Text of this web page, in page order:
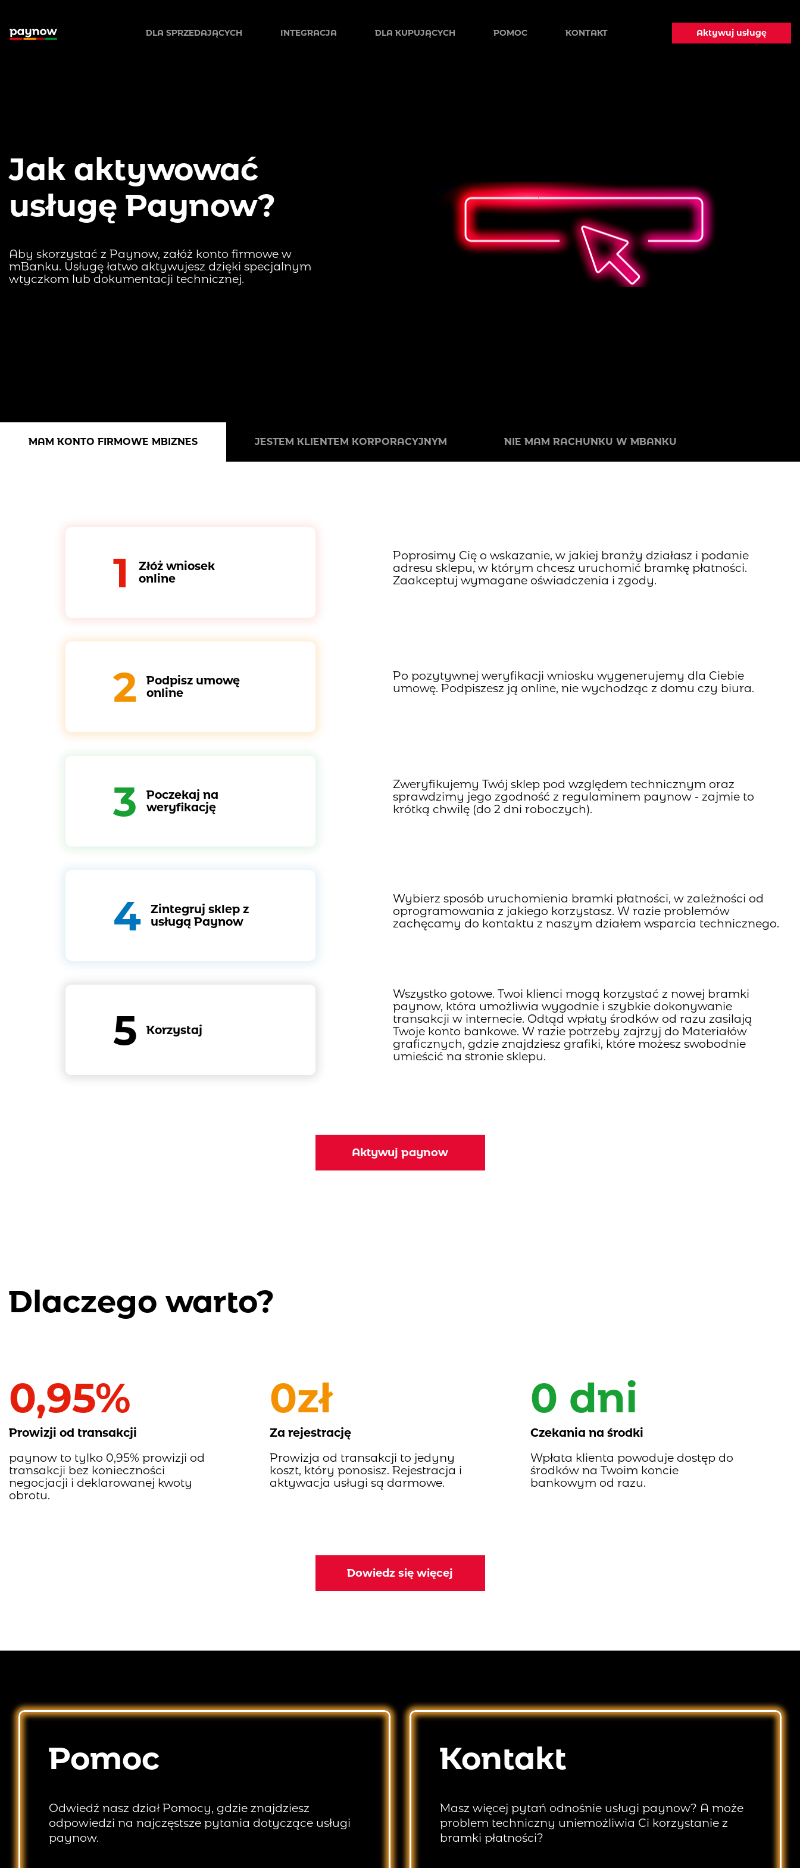
DLA SPRZEDAJĄCYCH
JAK AKTYWOWAĆ?
INTEGRACJA DLA KUPUJĄCYCH POMOC KONTAKT Aktywuj usługę
Jak aktywować
usługę Paynow?
Aby skorzystać z Paynow, załóż konto firmowe w
mBanku. Usługę łatwo aktywujesz dzięki specjalnym
wtyczkom lub dokumentacji technicznej.
MAM KONTO FIRMOWE MBIZNES JESTEM KLIENTEM KORPORACYJNYM NIE MAM RACHUNKU W MBANKU
1
Złóż wniosek
online
Poprosimy Cię o wskazanie, w jakiej branży działasz i podanie
adresu sklepu, w którym chcesz uruchomić bramkę płatności.
Zaakceptuj wymagane oświadczenia i zgody.
2
Podpisz umowę
online
Po pozytywnej weryfikacji wniosku wygenerujemy dla Ciebie
umowę. Podpiszesz ją online, nie wychodząc z domu czy biura.
3
Poczekaj na
weryfikację
Zweryfikujemy Twój sklep pod względem technicznym oraz
sprawdzimy jego zgodność z regulaminem paynow - zajmie to
krótką chwilę (do 2 dni roboczych).
4
Zintegruj sklep z
usługą Paynow
Wybierz sposób uruchomienia bramki płatności, w zależności od
oprogramowania z jakiego korzystasz. W razie problemów
zachęcamy do kontaktu z naszym działem wsparcia technicznego.
5 Korzystaj
Wszystko gotowe. Twoi klienci mogą korzystać z nowej bramki
paynow, która umożliwia wygodnie i szybkie dokonywanie
transakcji w internecie. Odtąd wpłaty środków od razu zasilają
Twoje konto bankowe. W razie potrzeby zajrzyj do Materiałów
graficznych, gdzie znajdziesz grafiki, które możesz swobodnie
umieścić na stronie sklepu.
Aktywuj paynow
Dlaczego warto?
0,95%
Prowizji od transakcji
paynow to tylko 0,95% prowizji od
transakcji bez konieczności
negocjacji i deklarowanej kwoty
obrotu.
0zł
Za rejestrację
Prowizja od transakcji to jedyny
koszt, który ponosisz. Rejestracja i
aktywacja usługi są darmowe.
0 dni
Czekania na środki
Wpłata klienta powoduje dostęp do
środków na Twoim koncie
bankowym od razu.
Dowiedz się więcej
Pomoc
Odwiedź nasz dział Pomocy, gdzie znajdziesz
odpowiedzi na najczęstsze pytania dotyczące usługi
paynow.
Kontakt
Masz więcej pytań odnośnie usługi paynow? A może
problem techniczny uniemożliwia Ci korzystanie z
bramki płatności?